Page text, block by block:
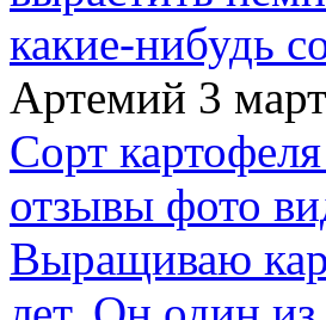
какие-нибудь
Артемий 3
Сорт
отзывы фото
Выращиваю